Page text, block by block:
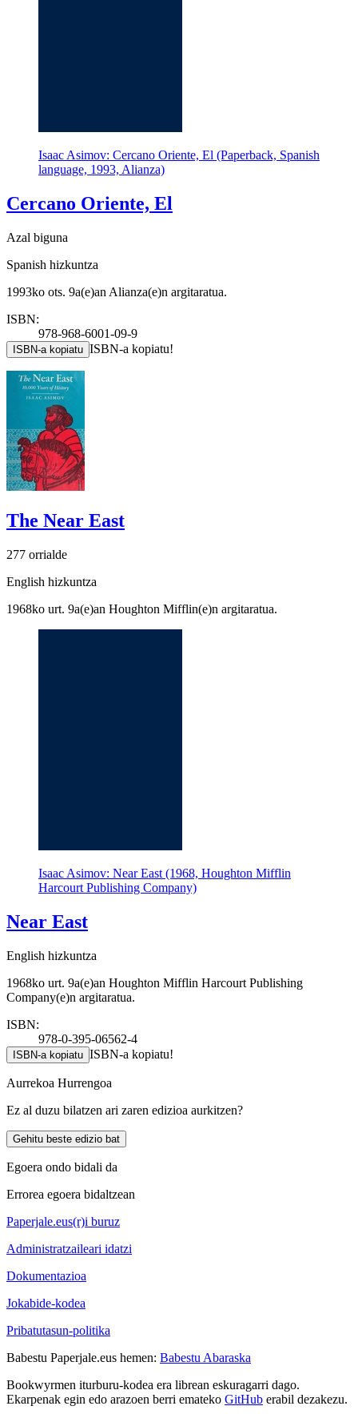
Isaac Asimov: Cercano Oriente, El (Paperback, Spanish
language, 1993, Alianza)
Cercano Oriente, El
Azal biguna
Spanish hizkuntza
1993ko ots. 9a(e)an Alianza(e)n argitaratua.
ISBN:
978-968-6001-09-9
ISBN-a kopiatu ISBN-a kopiatu!
The Near East
277 orrialde
English hizkuntza
1968ko urt. 9a(e)an Houghton Mifflin(e)n argitaratua.
Isaac Asimov: Near East (1968, Houghton Mifflin
Harcourt Publishing Company)
Near East
English hizkuntza
1968ko urt. 9a(e)an Houghton Mifflin Harcourt Publishing
Company(e)n argitaratua.
ISBN:
978-0-395-06562-4
ISBN-a kopiatu ISBN-a kopiatu!
Aurrekoa Hurrengoa
Ez al duzu bilatzen ari zaren edizioa aurkitzen?
Gehitu beste edizio bat
Egoera ondo bidali da
Errorea egoera bidaltzean
Paperjale.eus(r)i buruz
Administratzaileari idatzi
Dokumentazioa
Jokabide-kodea
Pribatutasun-politika
Babestu Paperjale.eus hemen: Babestu Abaraska
Bookwyrmen iturburu-kodea era librean eskuragarri dago.
Ekarpenak egin edo arazoen berri emateko GitHub erabil dezakezu.